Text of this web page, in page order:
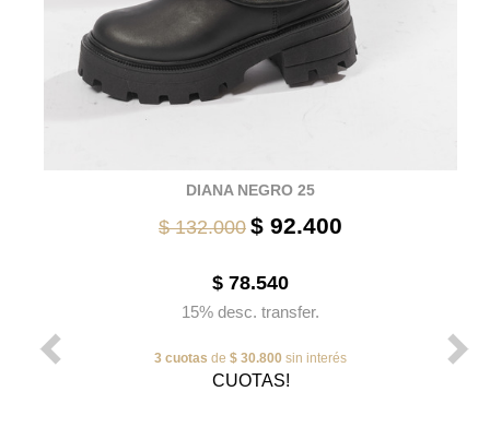
DIANA NEGRO 25
$ 132.000 $ 92.400
$ 78.540
15% desc. transfer.
3 cuotas de $ 30.800 sin interés
CUOTAS!